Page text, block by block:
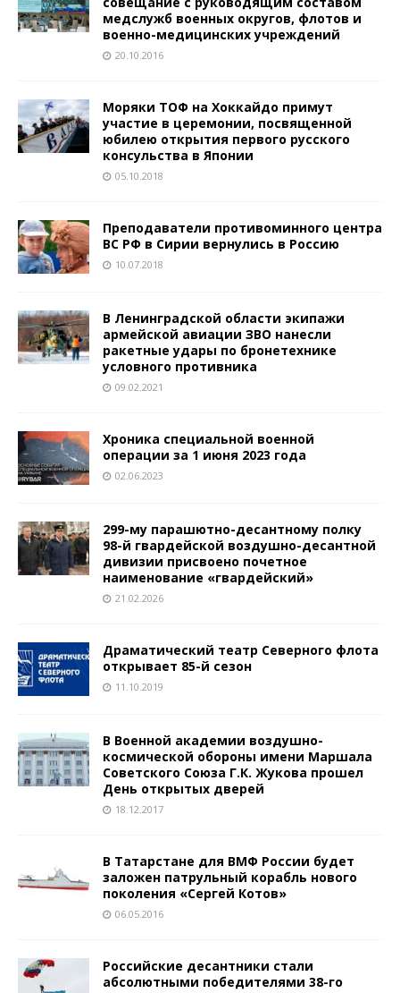
медслужб военных округов, флотов и
военно-медицинских учреждений
20.10.2016
Моряки ТОФ на Хоккайдо примут
участие в церемонии, посвященной
юбилею открытия первого русского
консульства в Японии
05.10.2018
Преподаватели противоминного центра
ВС РФ в Сирии вернулись в Россию
10.07.2018
В Ленинградской области экипажи
армейской авиации ЗВО нанесли
ракетные удары по бронетехнике
условного противника
09.02.2021
Хроника специальной военной
операции за 1 июня 2023 года
02.06.2023
299-му парашютно-десантному полку
98-й гвардейской воздушно-десантной
дивизии присвоено почетное
наименование «гвардейский»
21.02.2026
Драматический театр Северного флота
открывает 85-й сезон
11.10.2019
В Военной академии воздушно-
космической обороны имени Маршала
Советского Союза Г.К. Жукова прошел
День открытых дверей
18.12.2017
В Татарстане для ВМФ России будет
заложен патрульный корабль нового
поколения «Сергей Котов»
06.05.2016
Российские десантники стали
абсолютными победителями 38-го